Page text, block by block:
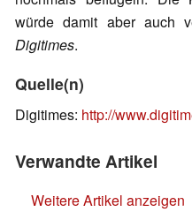
würde damit aber auch
Digitimes.
Quelle(n)
Digitimes: http://
Verwandte Artikel
Weitere Artikel anzeigen